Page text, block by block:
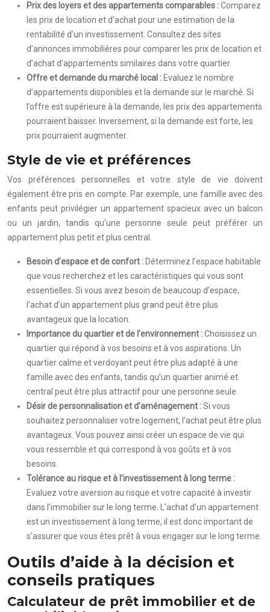
Prix des loyers et des appartements comparables :Comparez
les prix de location et d’achat pour une estimation de la
rentabilité d’un investissement. Consultez des sites
d’annonces immobilières pour comparer les prix de location et
d’achat d’appartements similaires dans votre quartier.
Offre et demande du marché local : Evaluez le nombre
d’appartements disponibles et la demande sur le marché. Si
l’offre est supérieure à la demande, les prix des appartements
pourraient baisser. Inversement, si la demande est forte, les
prix pourraient augmenter.
Style de vie et préférences
Vos préférences personnelles et votre style de vie doivent
également être pris en compte. Par exemple, une famille avec des
enfants peut privilégier un appartement spacieux avec un balcon
ou un jardin, tandis qu’une personne seule peut préférer un
appartement plus petit et plus central.
Besoin d’espace et de confort : Déterminez l’espace habitable
que vous recherchez et les caractéristiques qui vous sont
essentielles. Si vous avez besoin de beaucoup d’espace,
l’achat d’un appartement plus grand peut être plus
avantageux que la location.
Importance du quartier et de l’environnement :Choisissez un
quartier qui répond à vos besoins et à vos aspirations. Un
quartier calme et verdoyant peut être plus adapté à une
famille avec des enfants, tandis qu’un quartier animé et
central peut être plus attractif pour une personne seule.
Désir de personnalisation et d’aménagement :Si vous
souhaitez personnaliser votre logement, l’achat peut être plus
avantageux. Vous pouvez ainsi créer un espace de vie qui
vous ressemble et qui correspond à vos goûts et à vos
besoins.
Tolérance au risque et à l’investissement à long terme :
Evaluez votre aversion au risque et votre capacité à investir
dans l’immobilier sur le long terme. L’achat d’un appartement
est un investissement à long terme, il est donc important de
s’assurer que vous êtes prêt à vous engager sur le long terme.
Outils d’aide à la décision et
conseils pratiques
Calculateur de prêt immobilier et de